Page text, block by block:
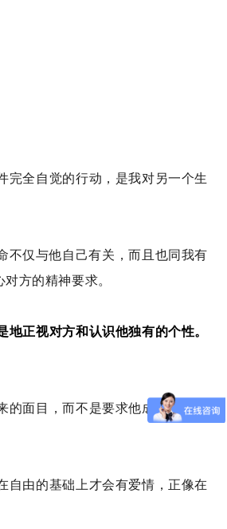
完全自觉的行动，是我对另一个生
不仅与他自己有关，而且也同我有
方的精神要求。
正视对方和认识他独有的个性。
的面目，而不是要求他成为我希望
自由的基础上才会有爱情，正像在